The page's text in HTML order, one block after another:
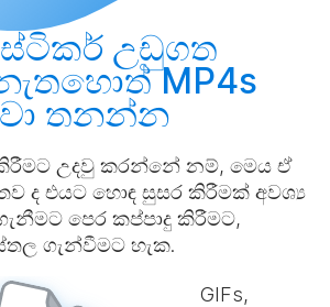
ස්ටිකර් උඩුගත
MP4s
තනන්න
කිරීමට උදවු කරන්නේ නම්, මෙය ඒ
ද එයට හොඳ සුසර කිරීමක් අවශ්‍ය
පෙර කප්පාදු කිරීමට,
ගැන්වීමට හැක.
GIFs,